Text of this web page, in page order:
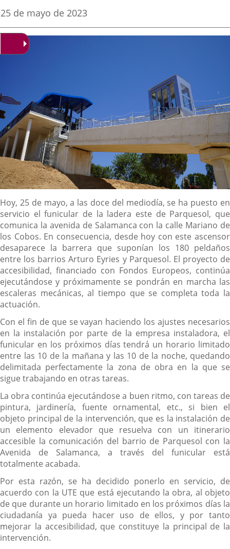
aplicaciónaplicación
Fecha
la
noticia
25 de mayo de 2023
Descripción
Hoy, 25 de mayo, a las doce del mediodía, se ha puesto en
servicio el funicular de la ladera este de Parquesol, que
comunica la avenida de Salamanca con la calle Mariano de
los Cobos. En consecuencia, desde hoy con este ascensor
desaparece la barrera que suponían los 180 peldaños
entre los barrios Arturo Eyries y Parquesol. El proyecto de
accesibilidad, financiado con Fondos Europeos, continúa
ejecutándose y próximamente se pondrán en marcha las
escaleras mecánicas, al tiempo que se completa toda la
actuación.
Con el fin de que se vayan haciendo los ajustes necesarios
en la instalación por parte de la empresa instaladora, el
funicular en los próximos días tendrá un horario limitado
entre las 10 de la mañana y las 10 de la noche, quedando
delimitada perfectamente la zona de obra en la que se
sigue trabajando en otras tareas.
La obra continúa ejecutándose a buen ritmo, con tareas de
pintura, jardinería, fuente ornamental, etc., si bien el
objeto principal de la intervención, que es la instalación de
un elemento elevador que resuelva con un itinerario
accesible la comunicación del barrio de Parquesol con la
Avenida de Salamanca, a través del funicular está
totalmente acabada.
Por esta razón, se ha decidido ponerlo en servicio, de
acuerdo con la UTE que está ejecutando la obra, al objeto
de que durante un horario limitado en los próximos días la
ciudadanía ya pueda hacer uso de ellos, y por tanto
mejorar la accesibilidad, que constituye la principal de la
intervención.